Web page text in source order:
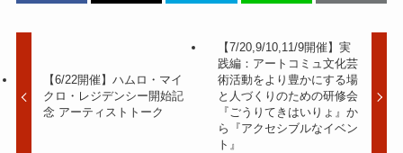
【6/22開催】ハムロ・マイ
クロ・レジデンシー開始記
念 アーティストトーク
【7/20,9/10,11/9開催】実
践編：アートコミュ文化芸
術活動をより豊かにする場
と人づくりのための研修会
『ごうりてきはいりょ』か
ら『アクセシブルなイベン
ト』